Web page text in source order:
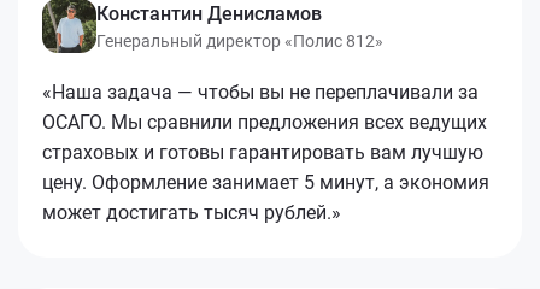
Константин Денисламов
Генеральный директор «Полис 812»
«Наша задача — чтобы вы не переплачивали за
ОСАГО. Мы сравнили предложения всех ведущих
страховых и готовы гарантировать вам лучшую
цену. Оформление занимает 5 минут, а экономия
может достигать тысяч рублей.»